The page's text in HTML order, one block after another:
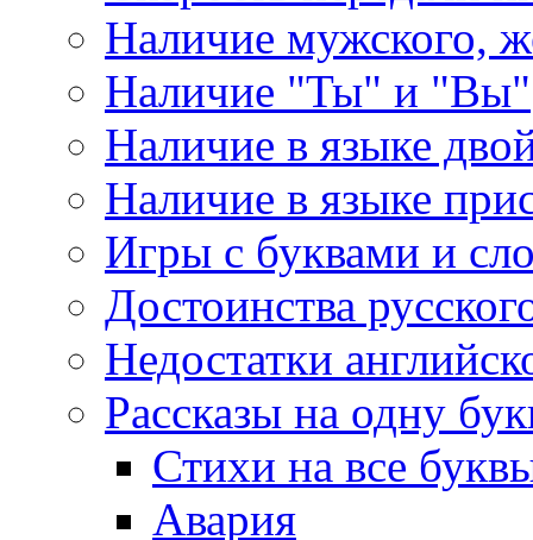
Наличие мужского,
Наличие "Ты" и "Вы"
Наличие в языке
Наличие в языке
Игры с буквами и
Достоинства
Недостатки
Рассказы на одну
Стихи на все
Авария